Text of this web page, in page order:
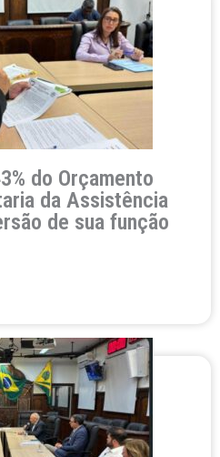
do Orçamento
da Assistência
de sua função